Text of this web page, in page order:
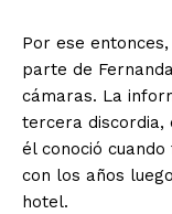
Por ese
parte de
cámaras. La
tercera discordia,
él conoció
con los años
hotel.